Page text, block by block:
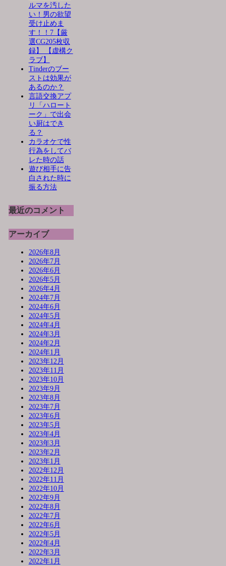
ルマを汚した
い！男の欲望
受け止めま
す！！7【厳
選CG205枚収
録】 【虚構ク
ラブ】
Tinderのブー
ストは効果が
あるのか？
言語交換アプ
リ「ハロート
ーク」で出会
い厨はでき
る？
カラオケで性
行為をしてバ
レた時の話
遊び相手に告
白された時に
振る方法
最近のコメント
アーカイブ
2026年8月
2026年7月
2026年6月
2026年5月
2026年4月
2024年7月
2024年6月
2024年5月
2024年4月
2024年3月
2024年2月
2024年1月
2023年12月
2023年11月
2023年10月
2023年9月
2023年8月
2023年7月
2023年6月
2023年5月
2023年4月
2023年3月
2023年2月
2023年1月
2022年12月
2022年11月
2022年10月
2022年9月
2022年8月
2022年7月
2022年6月
2022年5月
2022年4月
2022年3月
2022年1月